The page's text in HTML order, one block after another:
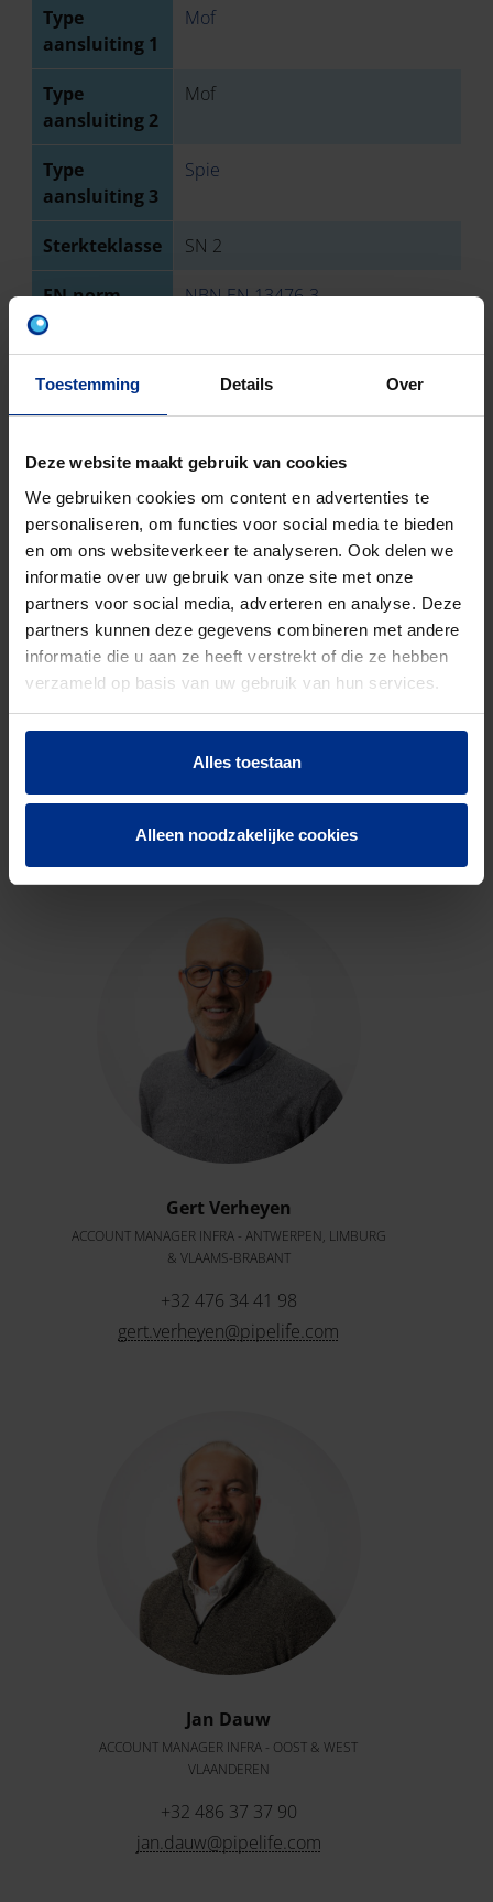
Toestemming Details Over
Deze website maakt gebruik van cookies
We gebruiken cookies om content en advertenties te
personaliseren, om functies voor social media te bieden
en om ons websiteverkeer te analyseren. Ook delen we
informatie over uw gebruik van onze site met onze
partners voor social media, adverteren en analyse. Deze
partners kunnen deze gegevens combineren met andere
informatie die u aan ze heeft verstrekt of die ze hebben
verzameld op basis van uw gebruik van hun services.
Alles toestaan
Alleen noodzakelijke cookies
Type
aansluiting 1
Mof
Type
aansluiting 2
Mof
Type
aansluiting 3
Spie
Sterkteklasse SN 2
EN-norm NBN EN 13476-3
Aantal stuks
gewicht
Discount
code
O41
DOWNLOADS
CONTACTEER ONS
Neem contact op met onze experts voor meer
informatie.
Gert Verheyen
ACCOUNT MANAGER INFRA - ANTWERPEN, LIMBURG
& VLAAMS-BRABANT
+32 476 34 41 98
gert.verheyen@pipelife.com
Jan Dauw
ACCOUNT MANAGER INFRA - OOST & WEST
VLAANDEREN
+32 486 37 37 90
jan.dauw@pipelife.com